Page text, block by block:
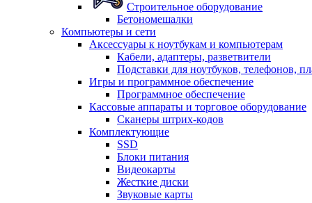
Строительное оборудование
Бетономешалки
Компьютеры и сети
Аксессуары к ноутбукам и компьютерам
Кабели, адаптеры, разветвители
Подставки для ноутбуков, телефонов,
Игры и программное обеспечение
Программное обеспечение
Кассовые аппараты и торговое оборудование
Сканеры штрих-кодов
Комплектующие
SSD
Блоки питания
Видеокарты
Жесткие диски
Звуковые карты